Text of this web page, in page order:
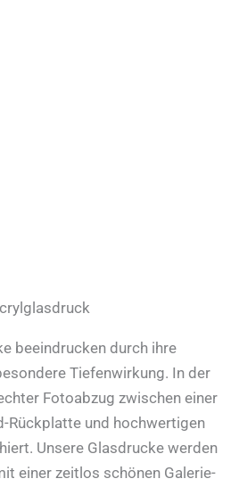
beeindrucken durch ihre
Tiefenwirkung. In der
Fotoabzug zwischen einer
Rückplatte und hochwertigen
Unsere Glasdrucke werden
einer zeitlos schönen Galerie-